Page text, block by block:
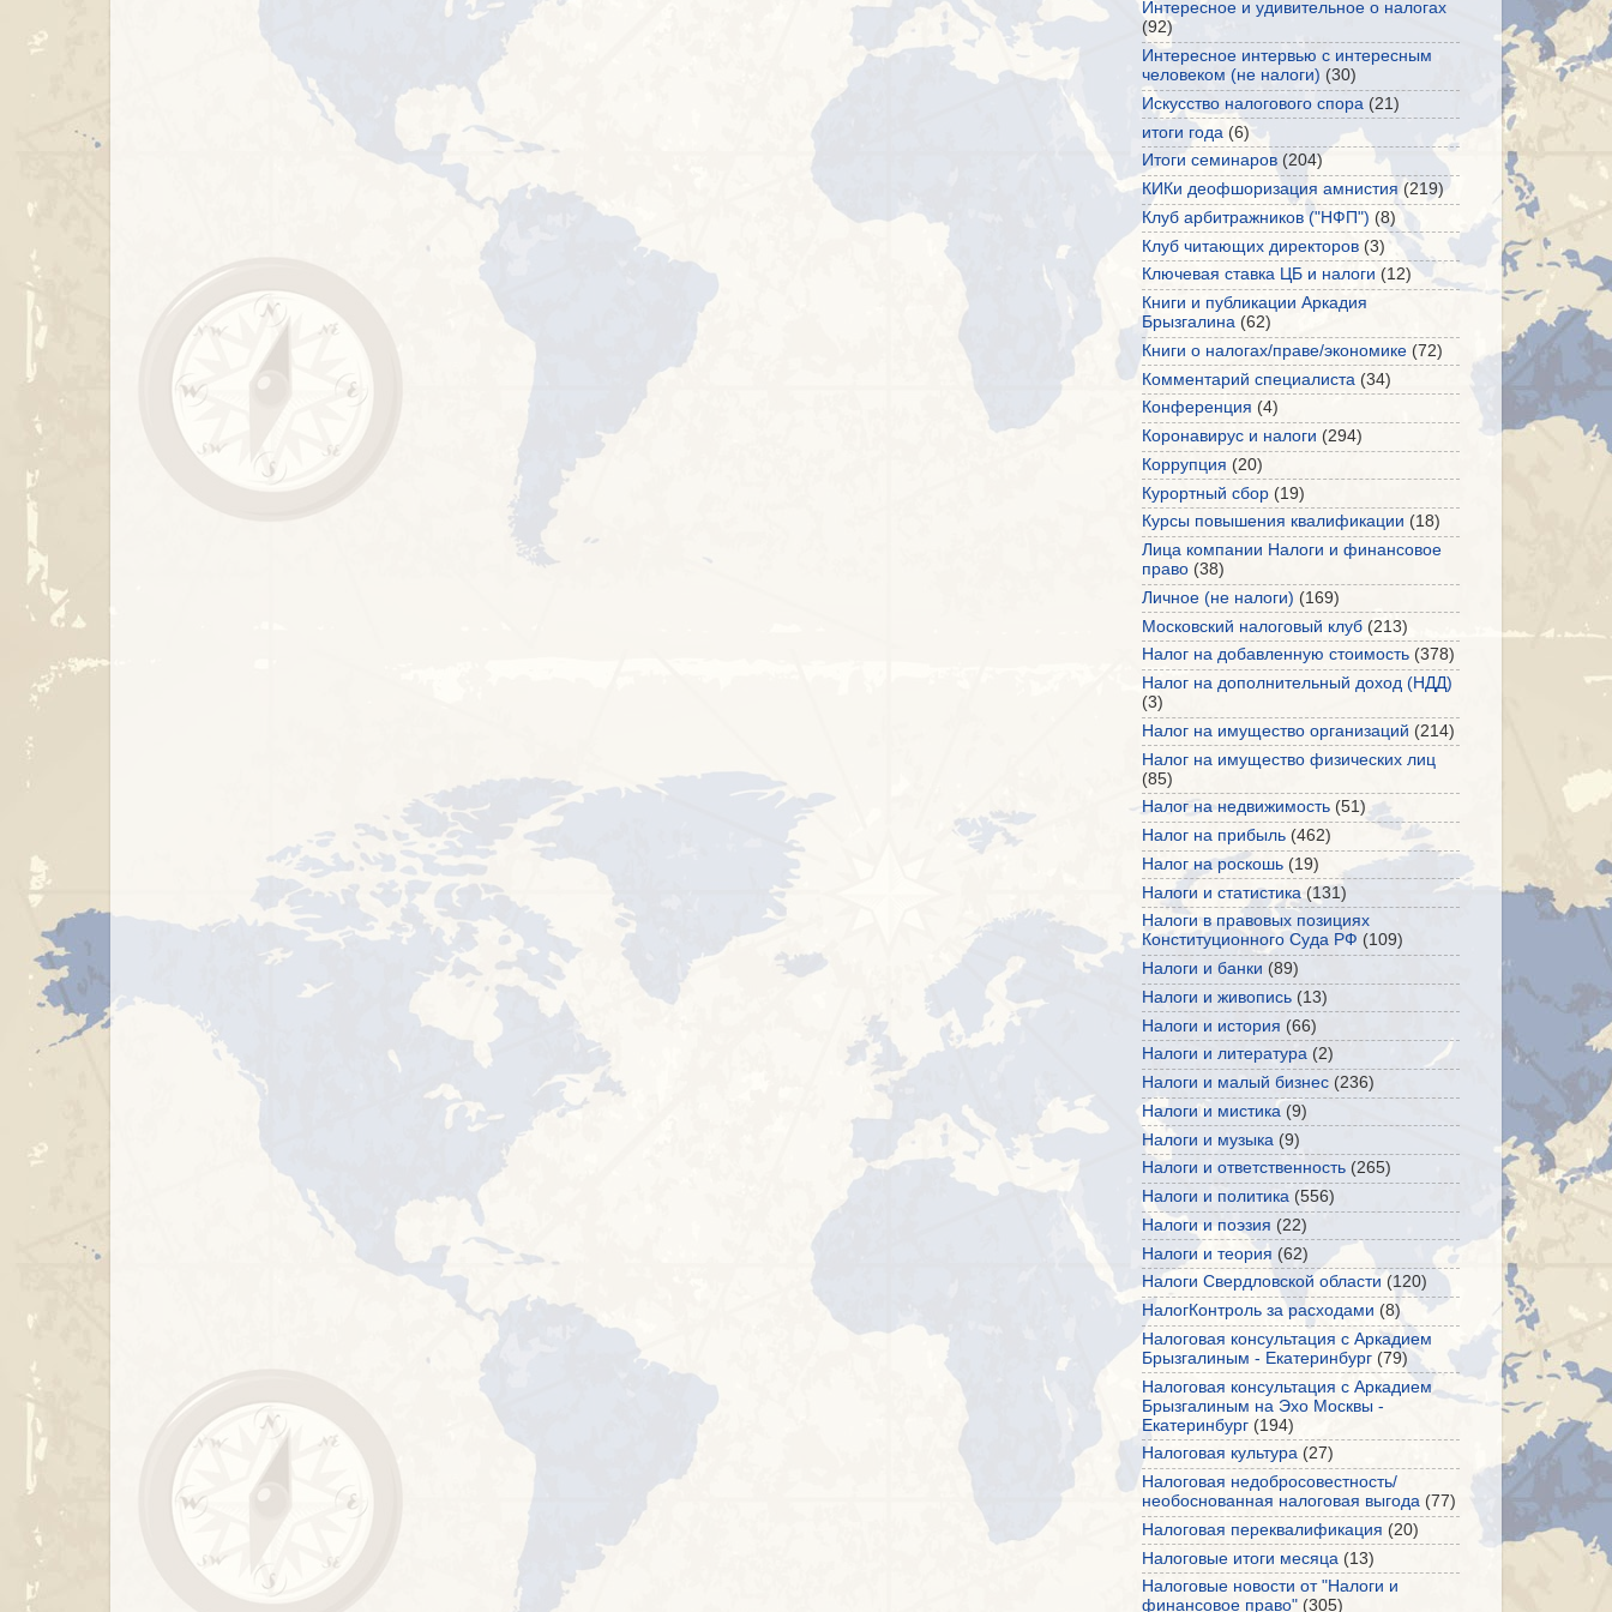
Интересное и удивительное о налогах
(92)
Интересное интервью с интересным
человеком (не налоги) (30)
Искусство налогового спора (21)
итоги года (6)
Итоги семинаров (204)
КИКи деофшоризация амнистия (219)
Клуб арбитражников ("НФП") (8)
Клуб читающих директоров (3)
Ключевая ставка ЦБ и налоги (12)
Книги и публикации Аркадия
Брызгалина (62)
Книги о налогах/праве/экономике (72)
Комментарий специалиста (34)
Конференция (4)
Коронавирус и налоги (294)
Коррупция (20)
Курортный сбор (19)
Курсы повышения квалификации (18)
Лица компании Налоги и финансовое
право (38)
Личное (не налоги) (169)
Московский налоговый клуб (213)
Налог на добавленную стоимость (378)
Налог на дополнительный доход (НДД)
(3)
Налог на имущество организаций (214)
Налог на имущество физических лиц
(85)
Налог на недвижимость (51)
Налог на прибыль (462)
Налог на роскошь (19)
Налоги и статистика (131)
Налоги в правовых позициях
Конституционного Суда РФ (109)
Налоги и банки (89)
Налоги и живопись (13)
Налоги и история (66)
Налоги и литература (2)
Налоги и малый бизнес (236)
Налоги и мистика (9)
Налоги и музыка (9)
Налоги и ответственность (265)
Налоги и политика (556)
Налоги и поэзия (22)
Налоги и теория (62)
Налоги Свердловской области (120)
НалогКонтроль за расходами (8)
Налоговая консультация с Аркадием
Брызгалиным - Екатеринбург (79)
Налоговая консультация с Аркадием
Брызгалиным на Эхо Москвы -
Екатеринбург (194)
Налоговая культура (27)
Налоговая недобросовестность/
необоснованная налоговая выгода (77)
Налоговая переквалификация (20)
Налоговые итоги месяца (13)
Налоговые новости от "Налоги и
финансовое право" (305)